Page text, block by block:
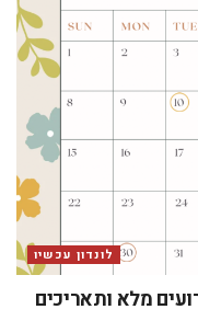
לונדון עכשיו